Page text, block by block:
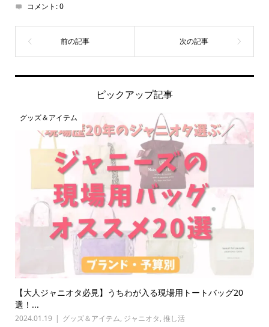
コメント:0
ピックアップ記事
グッズ＆アイテム
【大人ジャニオタ必見】うちわが入る現場用トートバッグ20
選！...
2024.01.19 グッズ＆アイテム, ジャニオタ, 推し活